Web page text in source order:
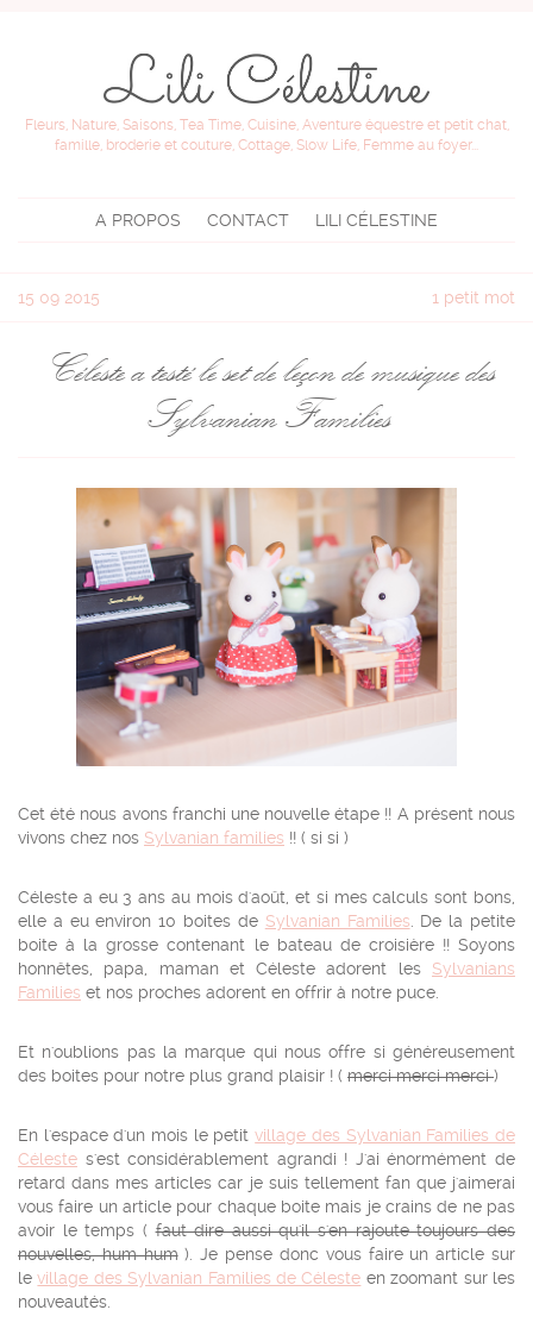
Fleurs, Nature, Saisons, Tea Time, Cuisine, Aventure équestre et petit chat,
famille, broderie et couture, Cottage, Slow Life, Femme au foyer...
A PROPOS CONTACT LILI CÉLESTINE
15 09 2015 1 petit mot
Céleste a testé le set de leçon de musique des
Sylvanian Families
Cet été nous avons franchi une nouvelle étape !! A présent nous
vivons chez nos Sylvanian families !! ( si si )
Céleste a eu 3 ans au mois d'août, et si mes calculs sont bons,
elle a eu environ 10 boites de Sylvanian Families. De la petite
boite à la grosse contenant le bateau de croisière !! Soyons
honnêtes, papa, maman et Céleste adorent les Sylvanians
Families et nos proches adorent en offrir à notre puce.
Et n'oublions pas la marque qui nous offre si généreusement
des boites pour notre plus grand plaisir ! ( merci merci merci)
En l'espace d'un mois le petitvillage des Sylvanian Families de
Céleste s'est considérablement agrandi ! J'ai énormément de
retard dans mes articles car je suis tellement fan que j'aimerai
vous faire un article pour chaque boite mais je crains de ne pas
avoir le temps (faut dire aussi qu'il s'en rajoute toujours des
nouvelles, hum hum). Je pense donc vous faire un article sur
levillage des Sylvanian Families de Céleste en zoomant sur les
nouveautés.